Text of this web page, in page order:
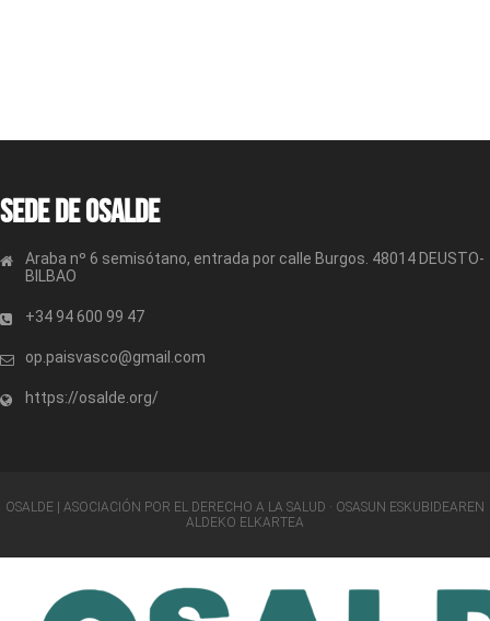
Sede de OSALDE
Araba nº 6 semisótano, entrada por calle Burgos. 48014 DEUSTO-
BILBAO
+34 94 600 99 47
op.paisvasco@gmail.com
https://osalde.org/
OSALDE | ASOCIACIÓN POR EL DERECHO A LA SALUD · OSASUN ESKUBIDEAREN
ALDEKO ELKARTEA